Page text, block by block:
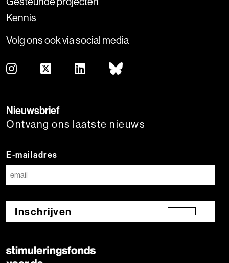
Kennis
Volg ons ook via social media
Nieuwsbrief
Ontvang ons laatste nieuws
E-mailadres
Inschrijven